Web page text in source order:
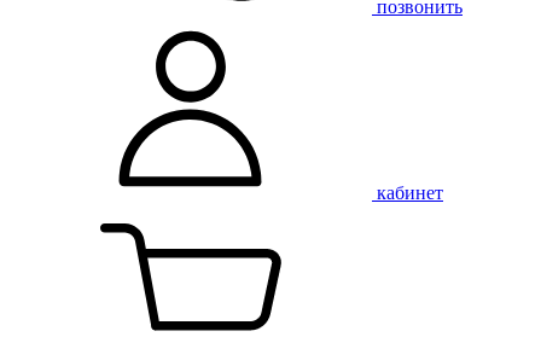
позвонить
кабинет